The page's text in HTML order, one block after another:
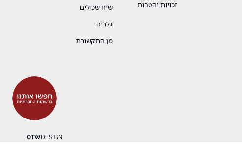
שיח שכולים
גלריה
מן התקשורת
זכויות והטבות
OTWDESIGN